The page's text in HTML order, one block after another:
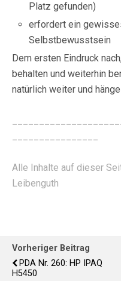
Platz gefunden)
erfordert ein
Selbstbewusstsein
Dem ersten Eindruck
behalten und weiterhin
natürlich weiter und
Alle Inhalte auf dieser
Leibenguth
Vorheriger Beitrag
PDA Nr. 260: HP IPAQ
H5450